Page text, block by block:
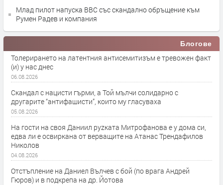
Млад пилот напуска ВВС със скандално обръщение към
Румен Радев и компания
Блогове
Толерирането на латентния антисемитизъм е тревожен факт
(и) у нас днес
06.08.2026
Скандал с нацисти гърми, а Той мълчи солидарно с
другарите “антифашисти”, които му гласуваха
05.08.2026
На гости на своя Даниил руzката Митрофанова е у дома си,
едва ли е освиркана от верващите на Атанас Трендафилов
Николов
04.08.2026
Отстъпление на Даниел Вълчев с бой (по врага Андрей
Гюров) и в подкрепа на др. Йотова